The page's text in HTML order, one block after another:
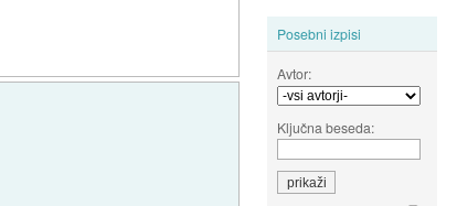
Posebni izpisi
Avtor:
Ključna beseda: